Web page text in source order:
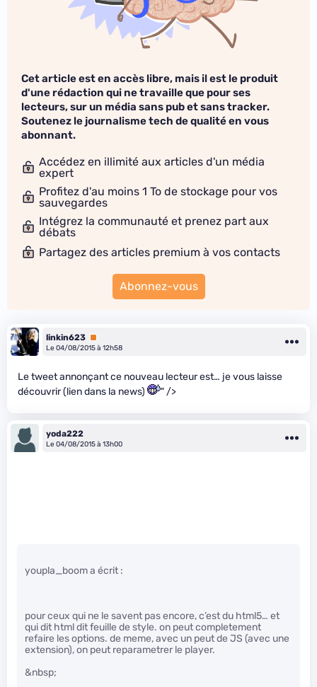
Cet article est en accès libre, mais il est le produit
d'une rédaction qui ne travaille que pour ses
lecteurs, sur un média sans pub et sans tracker.
Soutenez le journalisme tech de qualité en vous
abonnant.
Accédez en illimité aux articles d'un média
expert
Profitez d'au moins 1 To de stockage pour vos
sauvegardes
Intégrez la communauté et prenez part aux
débats
Partagez des articles premium à vos contacts
Abonnez-vous
linkin623 Premium
Le 04/08/2015 à 12h58
Le tweet annonçant ce nouveau lecteur est… je vous laisse
découvrir (lien dans la news)
" />
yoda222
Le 04/08/2015 à 13h00
youpla_boom a écrit :
pour ceux qui ne le savent pas encore, c’est du html5… et
qui dit html dit feuille de style. on peut completement
refaire les options. de meme, avec un peut de JS (avec une
extension), on peut reparametrer le player.
&nbsp;